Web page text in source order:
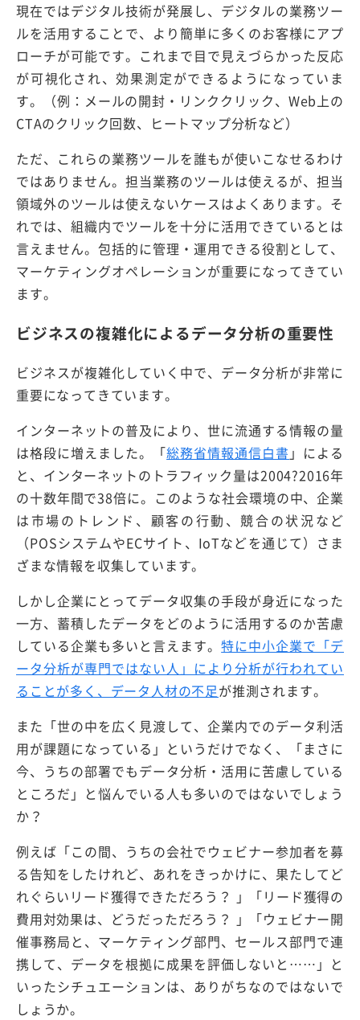
現在ではデジタル技術が発展し、デジタルの業務ツー
ルを活用することで、より簡単に多くのお客様にアプ
ローチが可能です。これまで目で見えづらかった反応
が可視化され、効果測定ができるようになっていま
す。（例：メールの開封・リンククリック、Web上の
CTAのクリック回数、ヒートマップ分析など）
ただ、これらの業務ツールを誰もが使いこなせるわけ
ではありません。担当業務のツールは使えるが、担当
領域外のツールは使えないケースはよくあります。そ
れでは、組織内でツールを十分に活用できているとは
言えません。包括的に管理・運用できる役割として、
マーケティングオペレーションが重要になってきてい
ます。
ビジネスの複雑化によるデータ分析の重要性
ビジネスが複雑化していく中で、データ分析が非常に
重要になってきています。
インターネットの普及により、世に流通する情報の量
は格段に増えました。「総務省情報通信白書 」による
と、インターネットのトラフィック量は2004?2016年
の十数年間で38倍に。このような社会環境の中、企業
は市場のトレンド、顧客の行動、競合の状況など
（POSシステムやECサイト、IoTなどを通じて）さま
ざまな情報を収集しています。
しかし企業にとってデータ収集の手段が身近になった
一方、蓄積したデータをどのように活用するのか苦慮
している企業も多いと言えます。特に中小企業で「デ
ータ分析が専門ではない人」により分析が行われてい
ることが多く、データ人材の不足が推測されます。
また「世の中を広く見渡して、企業内でのデータ利活
用が課題になっている」というだけでなく、「まさに
今、うちの部署でもデータ分析・活用に苦慮している
ところだ」と悩んでいる人も多いのではないでしょう
か？
例えば「この間、うちの会社でウェビナー参加者を募
る告知をしたけれど、あれをきっかけに、果たしてど
れぐらいリード獲得できただろう？ 」「リード獲得の
費用対効果は、どうだっただろう？ 」「ウェビナー開
催事務局と、マーケティング部門、セールス部門で連
携して、データを根拠に成果を評価しないと……」と
いったシチュエーションは、ありがちなのではないで
しょうか。